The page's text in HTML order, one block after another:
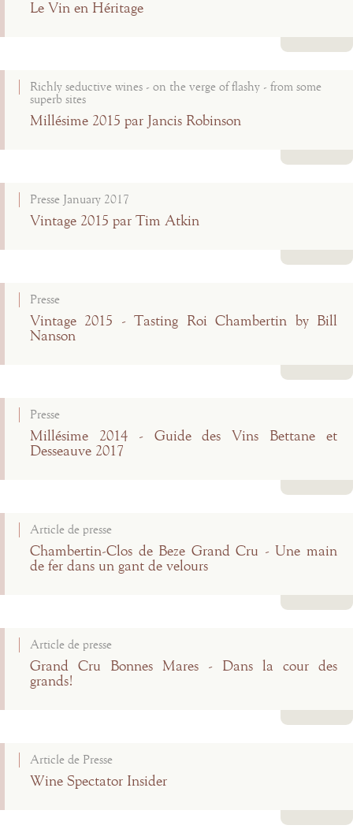
Le Vin en Héritage
Richly seductive wines - on the verge of flashy - from some
superb sites
Millésime 2015 par Jancis Robinson
Presse January 2017
Vintage 2015 par Tim Atkin
Presse
Vintage 2015 - Tasting Roi Chambertin by Bill
Nanson
Presse
Millésime 2014 - Guide des Vins Bettane et
Desseauve 2017
Article de presse
Chambertin-Clos de Beze Grand Cru - Une main
de fer dans un gant de velours
Article de presse
Grand Cru Bonnes Mares - Dans la cour des
grands!
Article de Presse
Wine Spectator Insider